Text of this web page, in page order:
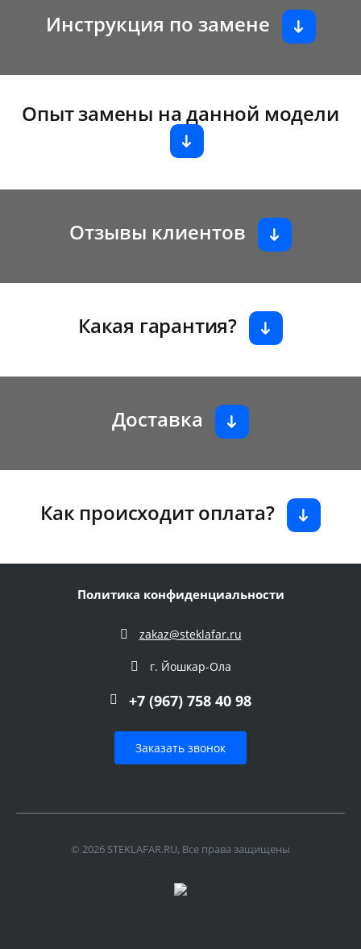
Инструкция по замене
Опыт замены на данной модели
Отзывы клиентов
Какая гарантия?
Доставка
Как происходит оплата?
Политика конфиденциальности
zakaz@steklafar.ru
г. Йошкар-Ола
+7 (967) 758 40 98
Заказать звонок
© 2026 STEKLAFAR.RU, Все права защищены